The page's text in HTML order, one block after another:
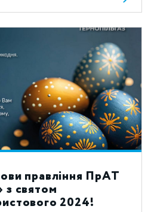
правління ПрАТ
з святом
2024!